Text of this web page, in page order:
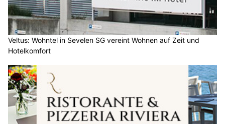
Veltus: Wohntel in Sevelen SG vereint Wohnen auf Zeit und
Hotelkomfort